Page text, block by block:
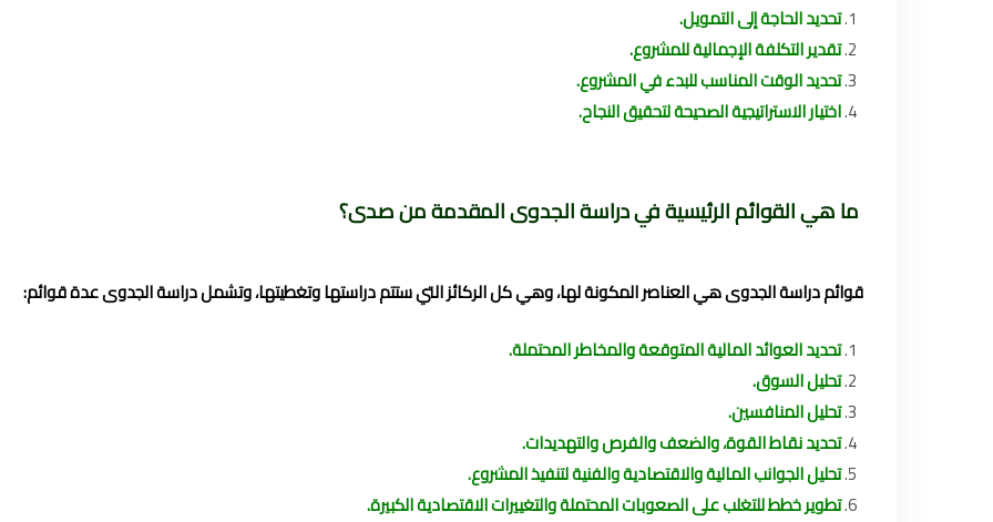
تحديد الحاجة إلى التمويل.
تقدير التكلفة الإجمالية للمشروع.
تحديد الوقت المناسب للبدء في المشروع.
اختيار الاستراتيجية الصحيحة لتحقيق النجاح.
ما هي القوائم الرئيسية في دراسة الجدوى المقدمة من صدى؟
قوائم دراسة الجدوى هي العناصر المكونة لها، وهي كل الركائز التي ستتم دراستها وتغطيتها، وتشمل دراسة الجدوى عدة قوائم:
تحديد العوائد المالية المتوقعة والمخاطر المحتملة.
تحليل السوق.
تحليل المنافسين.
تحديد نقاط القوة، والضعف والفرص والتهديدات.
تحليل الجوانب المالية والاقتصادية والفنية لتنفيذ المشروع.
تطوير خطط للتغلب على الصعوبات المحتملة والتغييرات الاقتصادية الكبيرة.